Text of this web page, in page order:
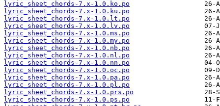
lyric_sheet_chords-7.x-1.0.ko.po
lyric_sheet_chords-7.x-1.0.ku.po
lyric_sheet_chords-7.x-1.0.lt.po
lyric_sheet_chords-7.x-1.0.lv.po
lyric_sheet_chords-7.x-1.0.ms.po
lyric_sheet_chords-7.x-1.0.my.po
lyric_sheet_chords-7.x-1.0.nb.po
lyric_sheet_chords-7.x-1.0.nl.po
lyric_sheet_chords-7.x-1.0.nn.po
lyric_sheet_chords-7.x-1.0.oc.po
lyric_sheet_chords-7.x-1.0.pa.po
lyric_sheet_chords-7.x-1.0.pl.po
lyric_sheet_chords-7.x-1.0.prs.po
lyric_sheet_chords-7.x-1.0.ps.po